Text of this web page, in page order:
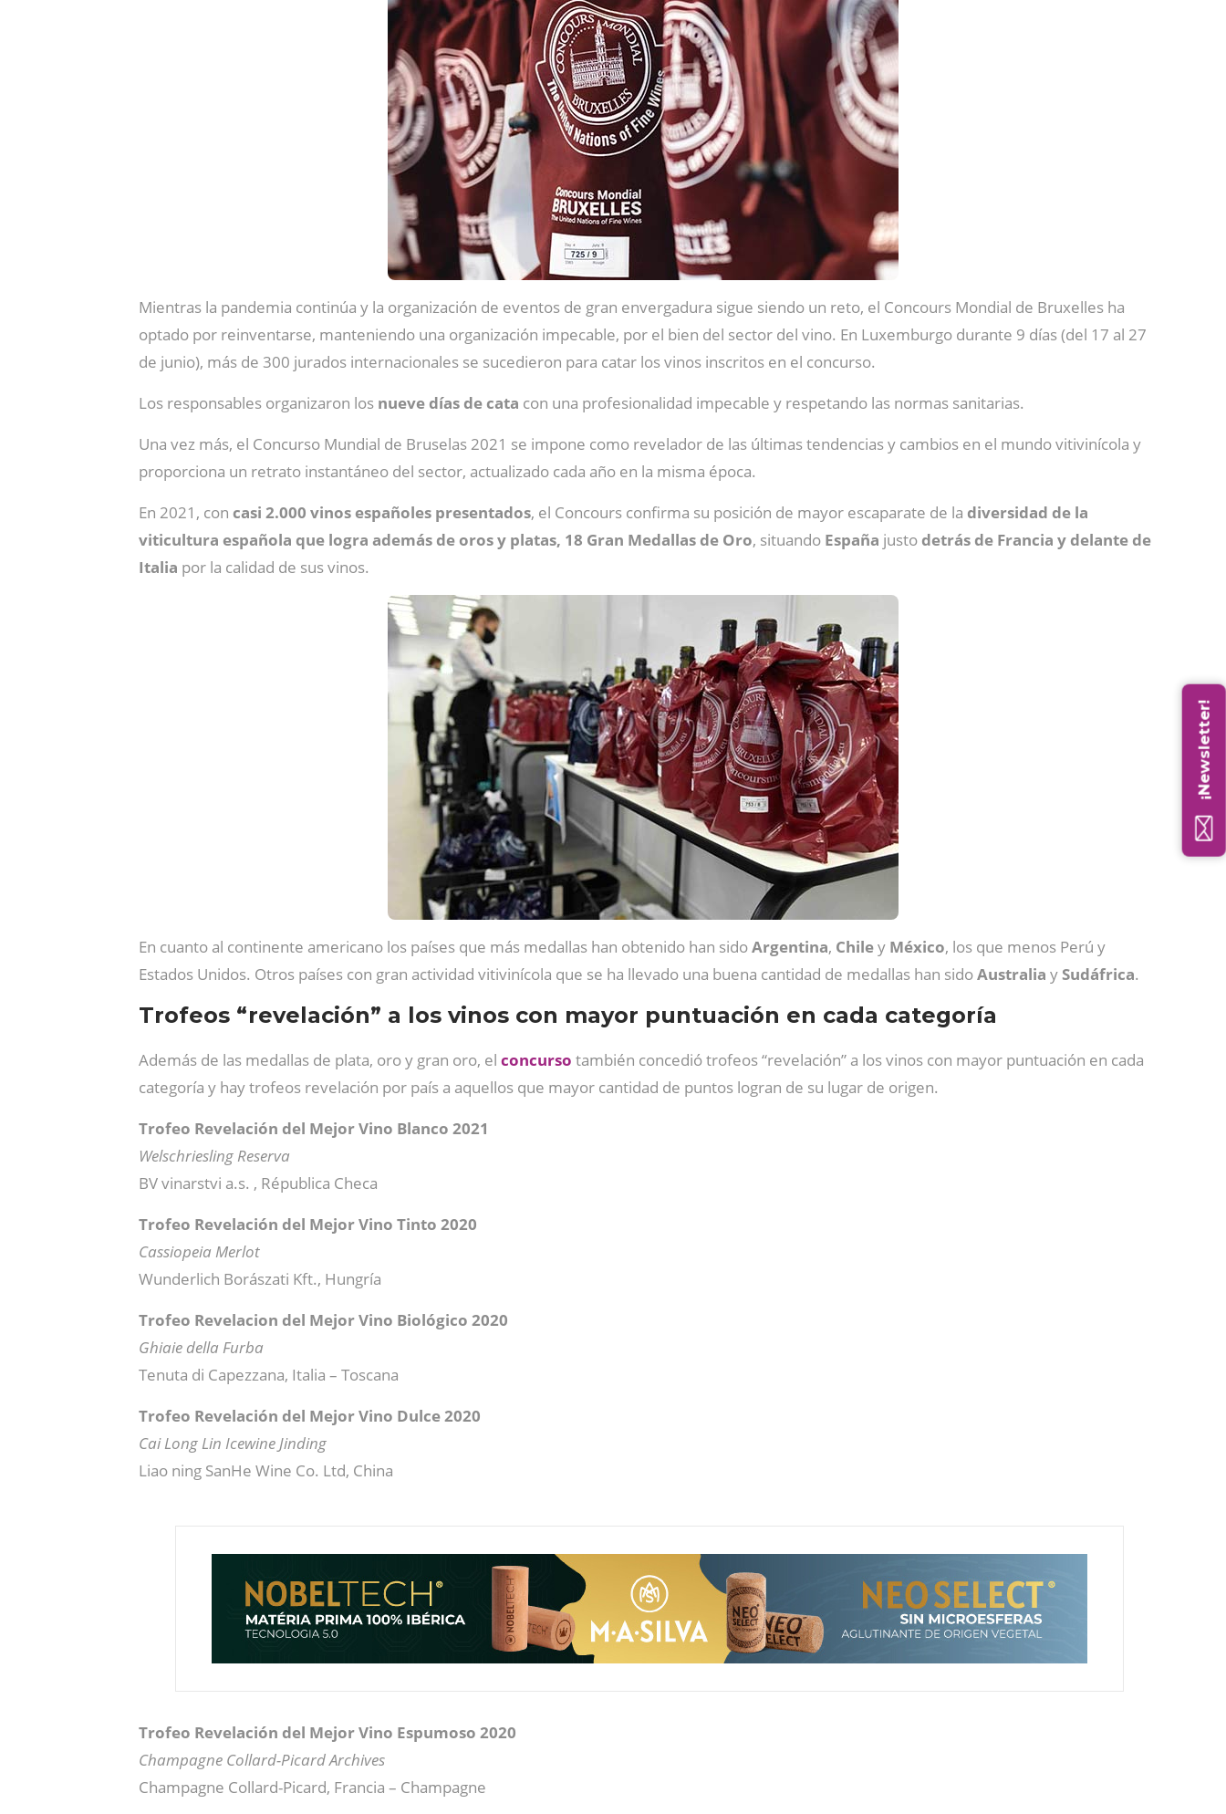
Mientras la pandemia continúa y la organización de eventos de gran envergadura sigue siendo un reto, el Concours Mondial de Bruxelles ha
optado por reinventarse, manteniendo una organización impecable, por el bien del sector del vino. En Luxemburgo durante 9 días (del 17 al 27
de junio), más de 300 jurados internacionales se sucedieron para catar los vinos inscritos en el concurso.
Los responsables organizaron los nueve días de cata con una profesionalidad impecable y respetando las normas sanitarias.
Una vez más, el Concurso Mundial de Bruselas 2021 se impone como revelador de las últimas tendencias y cambios en el mundo vitivinícola y
proporciona un retrato instantáneo del sector, actualizado cada año en la misma época.
En 2021, con casi 2.000 vinos españoles presentados, el Concours confirma su posición de mayor escaparate de la diversidad de la
viticultura española que logra además de oros y platas, 18 Gran Medallas de Oro, situando España justo detrás de Francia y delante de
Italia por la calidad de sus vinos.
En cuanto al continente americano los países que más medallas han obtenido han sidoArgentina, Chiley México, los que menos Perú y
Estados Unidos. Otros países con gran actividad vitivinícola que se ha llevado una buena cantidad de medallas han sidoAustralia ySudáfrica.
Trofeos “revelación” a los vinos con mayor puntuación en cada categoría
Además de las medallas de plata, oro y gran oro, el concurso también concedió trofeos “revelación” a los vinos con mayor puntuación en cada
categoría y hay trofeos revelación por país a aquellos que mayor cantidad de puntos logran de su lugar de origen.
Trofeo Revelación del Mejor Vino Blanco 2021
Welschriesling Reserva
BV vinarstvi a.s. , Républica Checa
Trofeo Revelación del Mejor Vino Tinto 2020
Cassiopeia Merlot
Wunderlich Borászati Kft., Hungría
Trofeo Revelacion del Mejor Vino Biológico 2020
Ghiaie della Furba
Tenuta di Capezzana, Italia – Toscana
Trofeo Revelación del Mejor Vino Dulce 2020
Cai Long Lin Icewine Jinding
Liao ning SanHe Wine Co. Ltd, China
Trofeo Revelación del Mejor Vino Espumoso 2020
Champagne Collard-Picard Archives
Champagne Collard-Picard, Francia – Champagne
¡Newsletter!